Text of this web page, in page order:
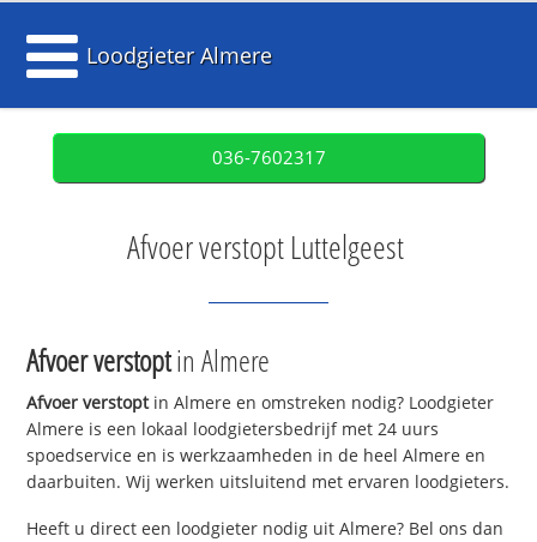
Loodgieter Almere
036-7602317
Afvoer verstopt Luttelgeest
Afvoer verstoptin Almere
Afvoer verstoptin Almere en omstreken nodig? Loodgieter
Almere is een lokaal loodgietersbedrijf met 24 uurs
spoedservice en is werkzaamheden in de heel Almere en
daarbuiten. Wij werken uitsluitend met ervaren loodgieters.
Heeft u direct een loodgieter nodig uit Almere? Bel ons dan